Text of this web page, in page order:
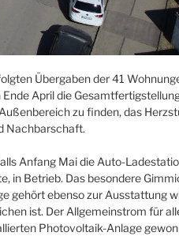
Übergaben der 41
April die
zu finden, das
Nachbarschaft.
Anfang Mai die Auto-
in Betrieb. Das besondere
gehört ebenso zur Ausstattung
ist. Der Allgemeinstrom für
Photovoltaik-Anlage